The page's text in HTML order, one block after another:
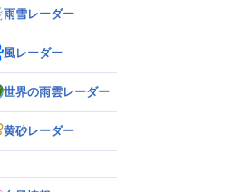
雨雪レーダー
風レーダー
世界の雨雲レーダー
黄砂レーダー